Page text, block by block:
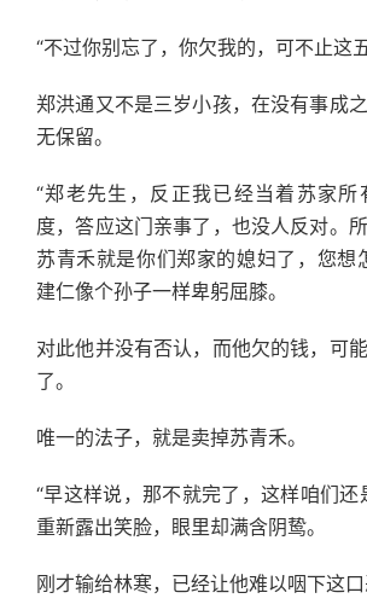
“不过你别忘了，你欠我的，可不止这
郑洪通又不是三岁小孩，在没有事成
无保留。
“郑老先生，反正我已经当着苏家所
度，答应这门亲事了，也没人反对。所
苏青禾就是你们郑家的媳妇了，您想
建仁像个孙子一样卑躬屈膝。
对此他并没有否认，而他欠的钱，可
了。
唯一的法子，就是卖掉苏青禾。
“早这样说，那不就完了，这样咱们还
重新露出笑脸，眼里却满含阴鸷。
刚才输给林寒，已经让他难以咽下这口